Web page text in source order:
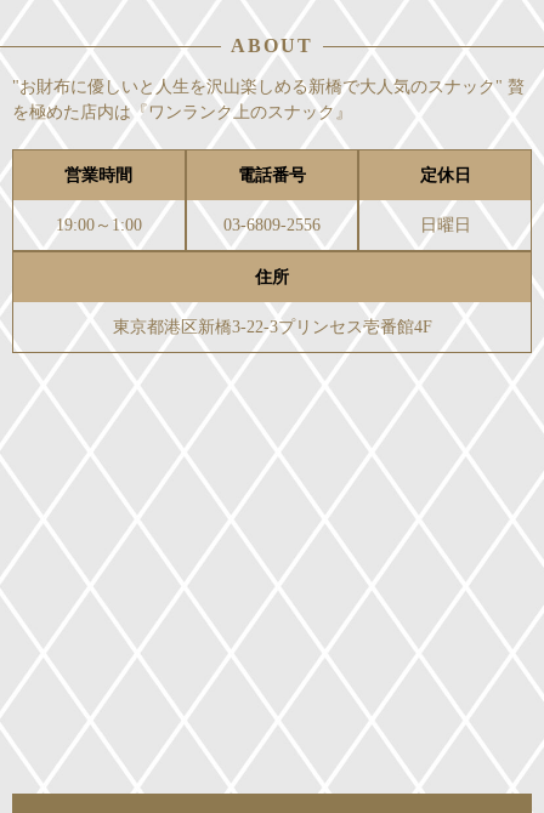
ABOUT
"お財布に優しいと人生を沢山楽しめる新橋で大人気のスナック" 贅
を極めた店内は『ワンランク上のスナック』
営業時間
19:00～1:00
電話番号
03-6809-2556
定休日
日曜日
住所
東京都港区新橋3-22-3プリンセス壱番館4F